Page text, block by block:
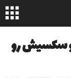
و سکسیش رو